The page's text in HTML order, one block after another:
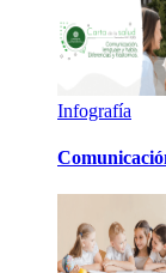
Infografía